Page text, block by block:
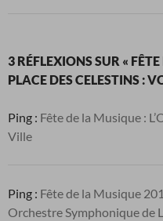
3 RÉFLEXIONS SUR «
PLACE DES CELESTINS :
Ping : Fête de la Musique :
Ville
Ping : Fête de la Musique
Orchestre Symphonique de